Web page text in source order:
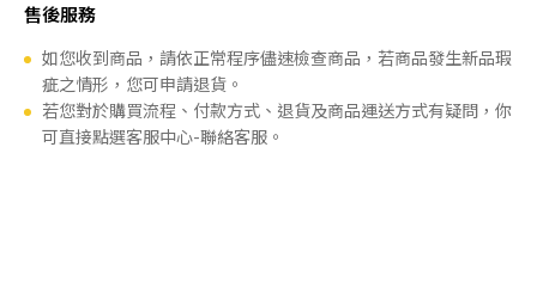
售後服務
如您收到商品，請依正常程序儘速檢查商品，若商品發生新品瑕
疵之情形，您可申請退貨。
若您對於購買流程、付款方式、退貨及商品運送方式有疑問，你
可直接點選客服中心-聯絡客服。